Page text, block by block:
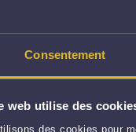
Consentement
web utilise des
des cookies pour
;
;
il exerce ;
;
;
;